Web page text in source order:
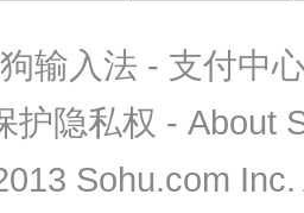
输入法 - 支付中
护隐私权 - About
Sohu.com